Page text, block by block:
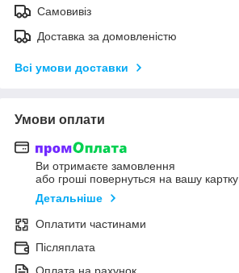
Самовивіз
Доставка за домовленістю
Всі умови доставки
Умови оплати
Ви отримаєте замовлення
або гроші повернуться на вашу картку
Детальніше
Оплатити частинами
Післяплата